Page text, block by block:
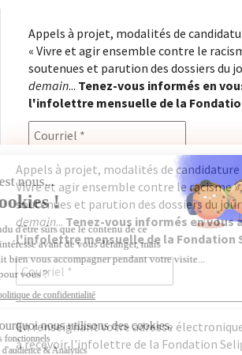
Appels à projet, modalités de
« Vivre et agir ensemble contre le
soutenues et parution des dossiers du
demain... Tenez-vous informés en
l'infolettre mensuelle de la
En renseignant votre adresse
consentez à recevoir l'infolettre de la
Seligmann, conformément à notre
confidentialité. Il vous sera possible de
désabonner à tout moment.
Copyright © 2026 Fondation Seligmann| Mentions légales
Appels à projet, modalités de candidature
Vivre et agir ensemble contre le racisme
soutenues et parution des dossiers du
demain... Tenez-vous informés en vous
l'infolettre mensuelle de la Fondation
En renseignant votre adresse
à recevoir l'infolettre de la Fondation